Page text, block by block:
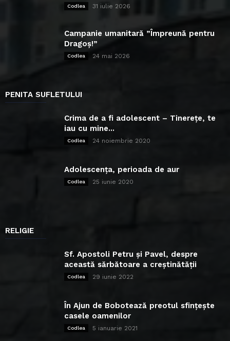
Codlea 31 iulie 2026
Campanie umanitară ”Împreună pentru
Dragoș!”
Codlea 24 mai 2026
PENITA SUFLETULUI
Crima de a fi adolescent – Tinerețe, te
iau cu mine...
Codlea 24 noiembrie 2020
Adolescența, perioada de aur
Codlea 25 iunie 2020
RELIGIE
Sf. Apostoli Petru și Pavel, despre
această sărbătoare a creștinătății
Codlea 29 iunie 2022
În Ajun de Bobotează preotul sfințește
casele oamenilor
Codlea 5 ianuarie 2021